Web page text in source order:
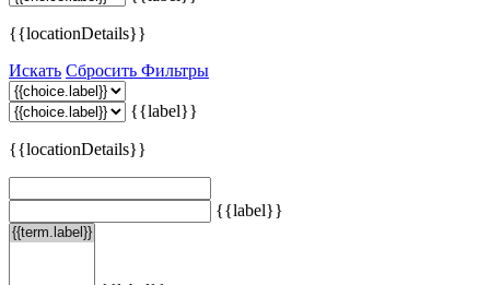
{{locationDetails}}
Искать Сбросить Фильтры
{{label}}
{{locationDetails}}
{{label}}